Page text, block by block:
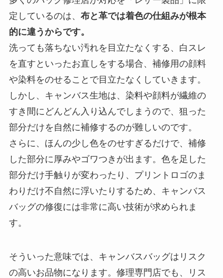
定しているのは、 布と革では着色の仕組みが根本
的に違うからです。
洗っても落ちない汚れを目立たなくする、白スレ
を直すといったお直しをする場合、補修用の顔料
や染料をのせることで目立たなくしていきます。
しかし、キャンバス生地は、染料や顔料が繊維の
すき間にどんどん入り込んでしまうので、狙った
部分だけを自然に補修するのが難しいのです。
さらに、ほんの少し色をのせすぎるだけで、補修
した部分に厚みやゴワつきが出ます。色を足した
部分だけ手触りが変わったり、プリントロゴのま
わりだけ不自然に浮いたりするため、キャンバス
バッグの修復には非常に高い技術が求められま
す。
そういった意味では、キャンバスバッグはリスク
の高いお品物になります。修理専門店でも、リス